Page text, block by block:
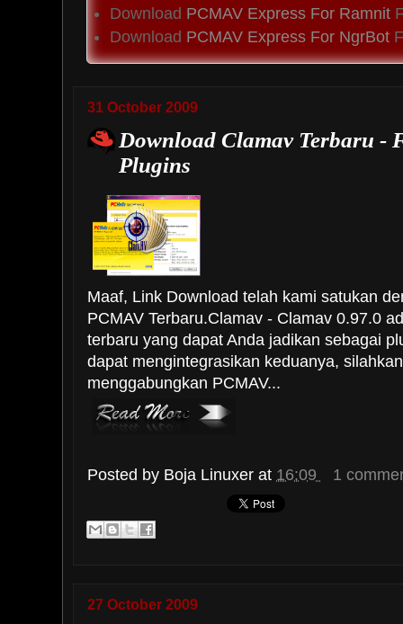
Download PCMAV Express For Ramnit
Download PCMAV Express For NgrBot
31 October 2009
Download Clamav Terbaru -
Plugins
Maaf, Link Download telah kami satukan
PCMAV Terbaru.Clamav - Clamav 0.97.0
terbaru yang dapat Anda jadikan sebagai
dapat mengintegrasikan keduanya,
menggabungkan PCMAV...
Posted by Boja Linuxer at 16:09 1
27 October 2009